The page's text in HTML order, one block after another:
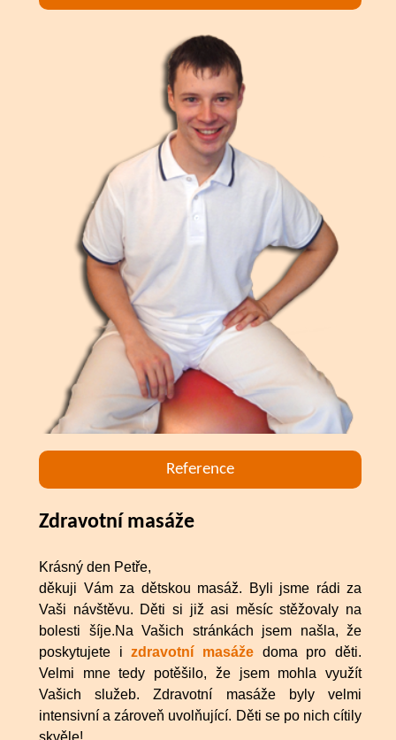
Reference
Zdravotní masáže
Krásný den Petře,
děkuji Vám za dětskou masáž. Byli jsme rádi za
Vaši návštěvu. Děti si již asi měsíc stěžovaly na
bolesti šíje.Na Vašich stránkách jsem našla, že
poskytujete izdravotní masáže doma pro děti.
Velmi mne tedy potěšilo, že jsem mohla využít
Vašich služeb. Zdravotní masáže byly velmi
intensivní a zároveň uvolňující. Děti se po nich cítily